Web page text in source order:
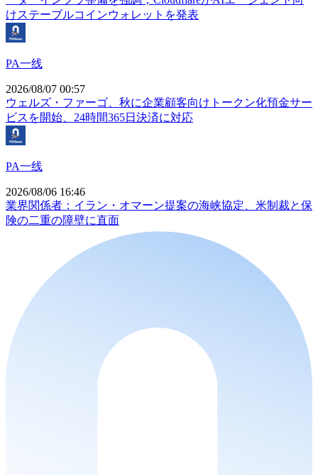
けステーブルコインウォレットを発表
PA一线
2026/08/07 00:57
ウェルズ・ファーゴ、秋に企業顧客向けトークン化預金サー
ビスを開始、24時間365日決済に対応
PA一线
2026/08/06 16:46
業界関係者：イラン・オマーン提案の海峡協定、米制裁と保
険の二重の障壁に直面